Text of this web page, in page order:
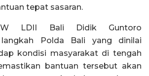
tepat sasaran.
LDII Bali Didik Guntoro
langkah Polda Bali yang dinilai
kondisi masyarakat di tengah
bantuan tersebut akan